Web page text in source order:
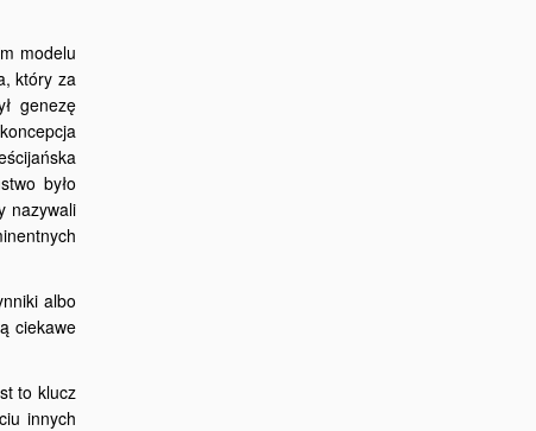
modelu
który za
genezę
było
nazywali
albo
ciekawe
to klucz
innych